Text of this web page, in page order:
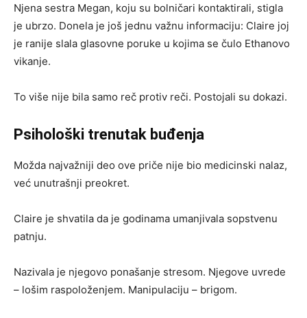
Njena sestra Megan, koju su bolničari kontaktirali, stigla
je ubrzo. Donela je još jednu važnu informaciju: Claire joj
je ranije slala glasovne poruke u kojima se čulo Ethanovo
vikanje.
To više nije bila samo reč protiv reči. Postojali su dokazi.
Psihološki trenutak buđenja
Možda najvažniji deo ove priče nije bio medicinski nalaz,
već unutrašnji preokret.
Claire je shvatila da je godinama umanjivala sopstvenu
patnju.
Nazivala je njegovo ponašanje stresom. Njegove uvrede
– lošim raspoloženjem. Manipulaciju – brigom.